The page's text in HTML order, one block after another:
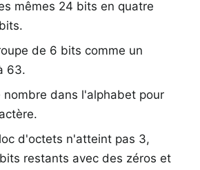
mêmes 24 bits en quatre
de 6 bits comme un
63.
nombre dans l'alphabet pour
d'octets n'atteint pas 3,
restants avec des zéros et